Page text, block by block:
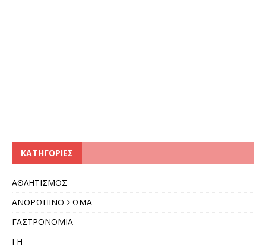
KΑΤΗΓΟΡΊΕΣ
ΑΘΛΗΤΙΣΜΟΣ
ΑΝΘΡΩΠΙΝΟ ΣΩΜΑ
ΓΑΣΤΡΟΝΟΜΙΑ
ΓΗ